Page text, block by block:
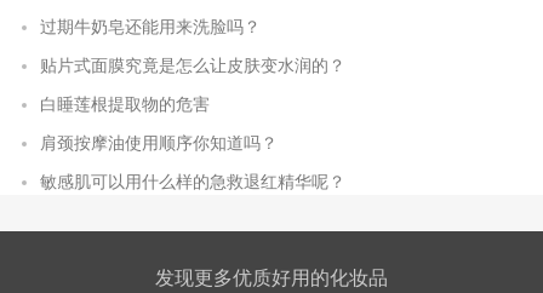
过期牛奶皂还能用来洗脸吗？
贴片式面膜究竟是怎么让皮肤变水润的？
白睡莲根提取物的危害
肩颈按摩油使用顺序你知道吗？
敏感肌可以用什么样的急救退红精华呢？
发现更多优质好用的化妆品